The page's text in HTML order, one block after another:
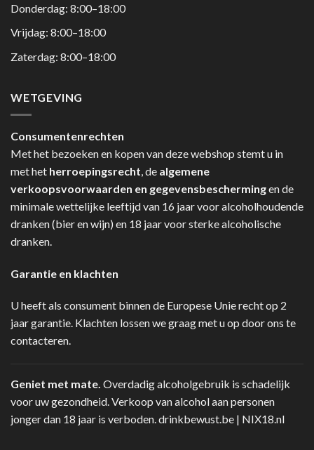
Donderdag: 8:00–18:00
Vrijdag: 8:00–18:00
Zaterdag: 8:00–18:00
WETGEVING
Consumentenrechten
Met het bezoeken en kopen van deze webshop stemt u in
met het herroepingsrecht, de algemene
verkoopsvoorwaarden en gegevensbeschermingen de
minimale wettelijke leeftijd van 16 jaar voor alcoholhoudende
dranken (bier en wijn) en 18 jaar voor sterke alcoholische
dranken.
Garantie en klachten
U heeft als consument binnen de Europese Unie recht op 2
jaar garantie. Klachten lossen we graag met u op door ons te
contacteren.
Geniet met mate. Overdadig alcoholgebruik is schadelijk
voor uw gezondheid. Verkoop van alcohol aan personen
jonger dan 18 jaar is verboden.drinkbewust.be | NIX18.nl